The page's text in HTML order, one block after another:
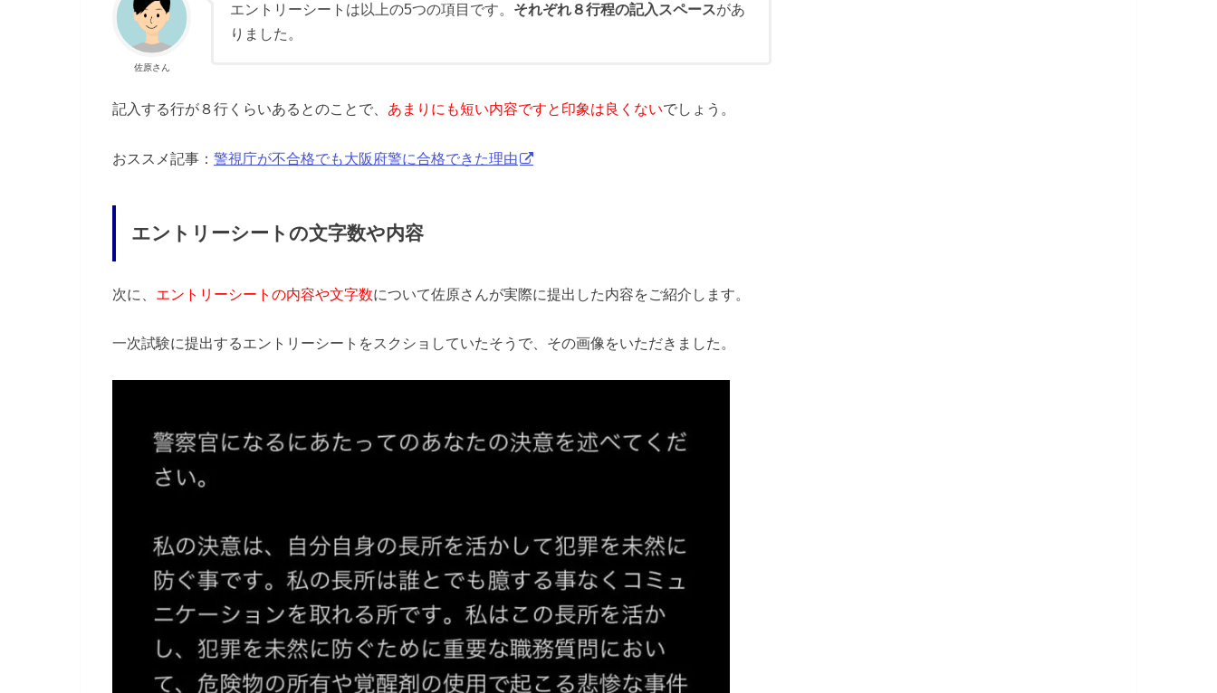
佐原さん
エントリーシートは以上の5つの項目です。 それぞれ８行程の記入スペースがあ
りました。
記入する行が８行くらいあるとのことで、 あまりにも短い内容ですと印象は良くないでしょう。
おススメ記事： 警視庁が不合格でも大阪府警に合格できた理由
エントリーシートの文字数や内容
次に、 エントリーシートの内容や文字数について佐原さんが実際に提出した内容をご紹介します。
一次試験に提出するエントリーシートをスクショしていたそうで、その画像をいただきました。